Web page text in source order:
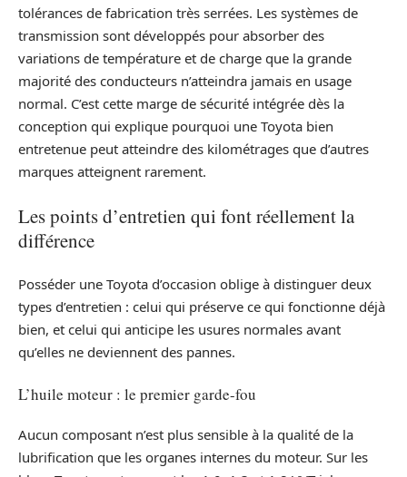
tolérances de fabrication très serrées. Les systèmes de
transmission sont développés pour absorber des
variations de température et de charge que la grande
majorité des conducteurs n’atteindra jamais en usage
normal. C’est cette marge de sécurité intégrée dès la
conception qui explique pourquoi une Toyota bien
entretenue peut atteindre des kilométrages que d’autres
marques atteignent rarement.
Les points d’entretien qui font réellement la
différence
Posséder une Toyota d’occasion oblige à distinguer deux
types d’entretien : celui qui préserve ce qui fonctionne déjà
bien, et celui qui anticipe les usures normales avant
qu’elles ne deviennent des pannes.
L’huile moteur : le premier garde-fou
Aucun composant n’est plus sensible à la qualité de la
lubrification que les organes internes du moteur. Sur les